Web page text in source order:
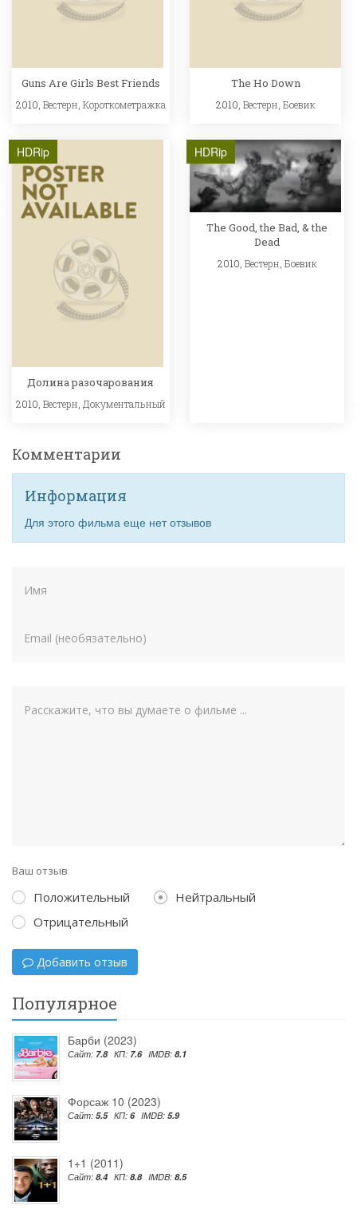
Guns Are Girls Best Friends
2010, Вестерн Короткометражка
The Ho Down
2010, Вестерн Боевик
HDRip
Долина разочарования
2010, Вестерн Документальный
HDRip
The Good, the Bad, & the
Dead
2010, Вестерн Боевик
Комментарии
Информация
Для этого фильма еще нет отзывов
Ваш отзыв
Положительный
Нейтральный
Отрицательный
Добавить отзыв
Популярное
Барби (2023)
Сайт: 7.8 КП: 7.6 IMDB: 8.1
Форсаж 10 (2023)
Сайт: 5.5 КП: 6 IMDB: 5.9
1+1 (2011)
Сайт: 8.4 КП: 8.8 IMDB: 8.5